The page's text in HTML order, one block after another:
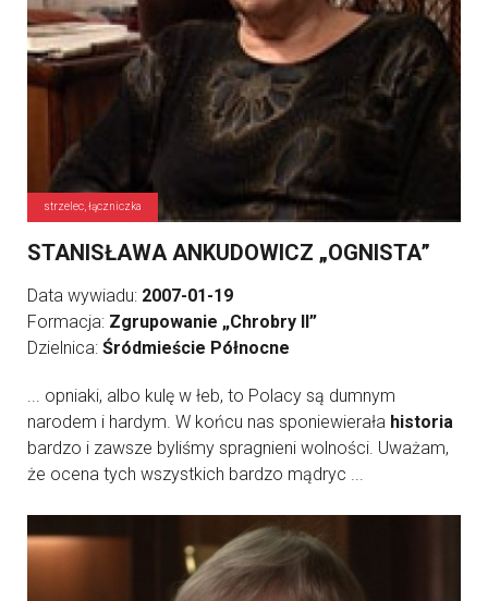
strzelec, łączniczka
STANISŁAWA ANKUDOWICZ „OGNISTA”
Data wywiadu: 2007-01-19
Formacja: Zgrupowanie „Chrobry II”
Dzielnica: Śródmieście Północne
... opniaki, albo kulę w łeb, to Polacy są dumnym
narodem i hardym. W końcu nas sponiewierała historia
bardzo i zawsze byliśmy spragnieni wolności. Uważam,
że ocena tych wszystkich bardzo mądryc ...